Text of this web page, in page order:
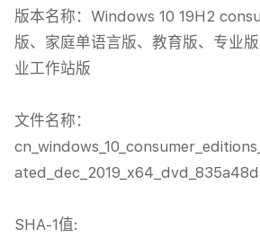
版本名称：Windows 10 19H2
版、家庭单语言版、教育版、专业
业工作站版
文件名称：
SHA-1值: